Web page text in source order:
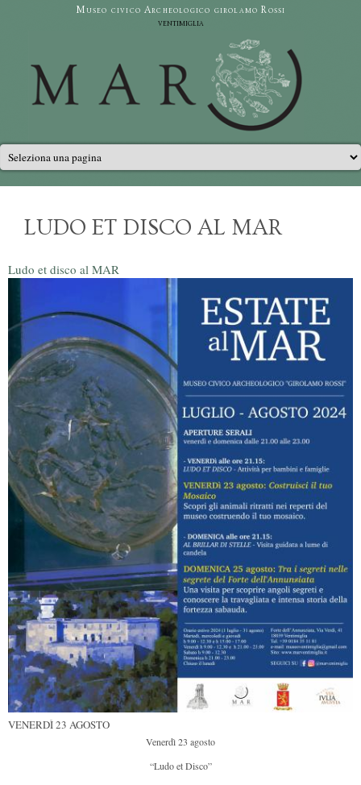
Salta al contenuto principaleMuseo civico Archeologico girolamo Rossi
ventimiglia
Menu principale
LUDO ET DISCO AL MAR
Ludo et disco al MAR
VENERDÌ 23 AGOSTO
Venerdì 23 agosto
“Ludo et Disco”